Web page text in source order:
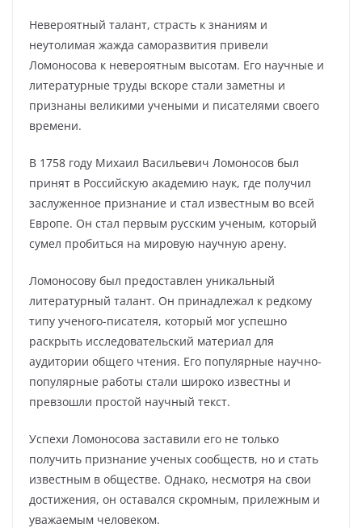
Невероятный талант, страсть к знаниям и
неутолимая жажда саморазвития привели
Ломоносова к невероятным высотам. Его научные и
литературные труды вскоре стали заметны и
признаны великими учеными и писателями своего
времени.
В 1758 году Михаил Васильевич Ломоносов был
принят в Российскую академию наук, где получил
заслуженное признание и стал известным во всей
Европе. Он стал первым русским ученым, который
сумел пробиться на мировую научную арену.
Ломоносову был предоставлен уникальный
литературный талант. Он принадлежал к редкому
типу ученого-писателя, который мог успешно
раскрыть исследовательский материал для
аудитории общего чтения. Его популярные научно-
популярные работы стали широко известны и
превзошли простой научный текст.
Успехи Ломоносова заставили его не только
получить признание ученых сообществ, но и стать
известным в обществе. Однако, несмотря на свои
достижения, он оставался скромным, прилежным и
уважаемым человеком.